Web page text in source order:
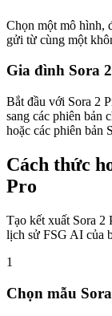
Chọn một mô hình,
gửi từ cùng một
Gia đình Sora
Bắt đầu với Sora 2
sang các phiên bản
hoặc các phiên bản
Cách thức
Pro
Tạo kết xuất Sora 2
lịch sử FSG AI của
1
Chọn mẫu